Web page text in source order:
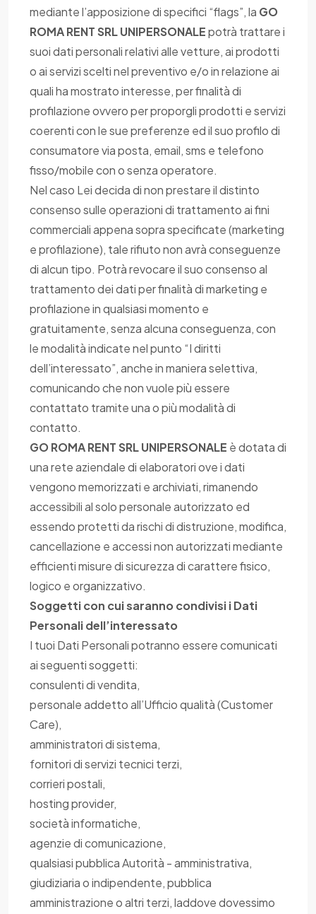
mediante l’apposizione di specifici “flags”, la GO
ROMA RENT SRL UNIPERSONALEpotrà trattare i
suoi dati personali relativi alle vetture, ai prodotti
o ai servizi scelti nel preventivo e/o in relazione ai
quali ha mostrato interesse, per finalità di
profilazione ovvero per proporgli prodotti e servizi
coerenti con le sue preferenze ed il suo profilo di
consumatore via posta, email, sms e telefono
fisso/mobile con o senza operatore.
Nel caso Lei decida di non prestare il distinto
consenso sulle operazioni di trattamento ai fini
commerciali appena sopra specificate (marketing
e profilazione), tale rifiuto non avrà conseguenze
di alcun tipo. Potrà revocare il suo consenso al
trattamento dei dati per finalità di marketing e
profilazione in qualsiasi momento e
gratuitamente, senza alcuna conseguenza, con
le modalità indicate nel punto “I diritti
dell’interessato”, anche in maniera selettiva,
comunicando che non vuole più essere
contattato tramite una o più modalità di
contatto.
GO ROMA RENT SRL UNIPERSONALE è dotata di
una rete aziendale di elaboratori ove i dati
vengono memorizzati e archiviati, rimanendo
accessibili al solo personale autorizzato ed
essendo protetti da rischi di distruzione, modifica,
cancellazione e accessi non autorizzati mediante
efficienti misure di sicurezza di carattere fisico,
logico e organizzativo.
Soggetti con cui saranno condivisi i Dati
Personali dell’interessato
I tuoi Dati Personali potranno essere comunicati
ai seguenti soggetti:
consulenti di vendita,
personale addetto all’Ufficio qualità (Customer
Care),
amministratori di sistema,
fornitori di servizi tecnici terzi,
corrieri postali,
hosting provider,
società informatiche,
agenzie di comunicazione,
qualsiasi pubblica Autorità - amministrativa,
giudiziaria o indipendente, pubblica
amministrazione o altri terzi, laddove dovessimo